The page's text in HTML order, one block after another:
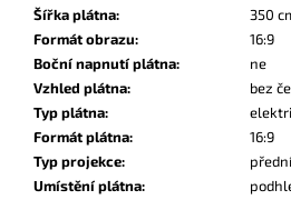
Šířka plátna:
350
Formát obrazu:
16:9
Boční napnutí plátna:
ne
Vzhled plátna:
bez
Typ plátna:
Formát plátna:
16:9
Typ projekce:
přední
Umístění plátna: